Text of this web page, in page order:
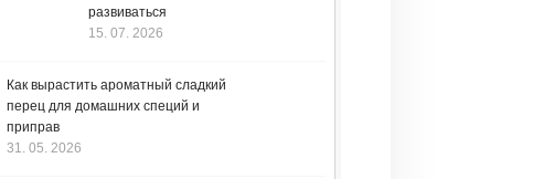
развиваться
15. 07. 2026
Как вырастить ароматный сладкий
перец для домашних специй и
приправ
31. 05. 2026